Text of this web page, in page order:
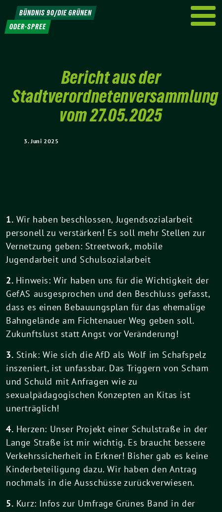
Weiter
zum
Inhalt
BÜNDNIS 90/DIE GRÜNEN
ODER-SPREE
Bericht aus der
Stadtverordnetenversammlung
vom 27.05.2025
3. Juni 2025
1. Wir haben beschlossen, Jugendsozialarbeit
personell zu verstärken! Es soll mehr Stellen zur
Vernetzung geben: Streetwork, mobile
Jugendarbeit und Schulsozialarbeit
2. Hinweis: Wir haben uns für die Wichtigkeit der
GefAS ausgesprochen und den Beschluss gefasst,
dass es einen Bebauungsplan für das ehemalige
Bahngelände am Fichtenauer Weg geben soll.
Zukunftslust statt Angst vor Veränderung!
3. Stink: Wie sich die AfD als Wolf im Schafspelz
inszeniert, ist unfassbar. Das Triggern von Scham
und Schuld mit Anfragen wie zu
sexualpädagogischen Konzepten an Kitas ist
unerträglich!
4. Herzen: Unser Projekt einer Schulstraße in der
Lange Straße ist mir wichtig. Es braucht bessere
Verkehrssicherheit in Erkner! Bisher gab es keine
Kinderbeteiligung dazu. Wir haben den Antrag
nochmals in die Ausschüsse zurückverwiesen.
5. Kurz: Infos zur Umfrage Grünes Band in der